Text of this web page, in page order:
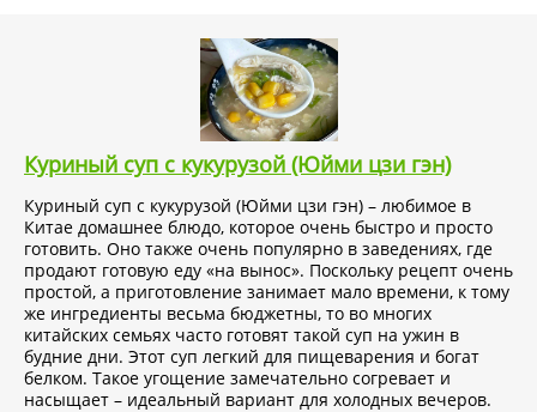
Куриный суп с кукурузой (Юйми цзи гэн)
Куриный суп с кукурузой (Юйми цзи гэн) – любимое в
Китае домашнее блюдо, которое очень быстро и просто
готовить. Оно также очень популярно в заведениях, где
продают готовую еду «на вынос». Поскольку рецепт очень
простой, а приготовление занимает мало времени, к тому
же ингредиенты весьма бюджетны, то во многих
китайских семьях часто готовят такой суп на ужин в
будние дни. Этот суп легкий для пищеварения и богат
белком. Такое угощение замечательно согревает и
насыщает – идеальный вариант для холодных вечеров.